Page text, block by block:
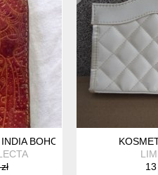
BOHO VINTAGE
13